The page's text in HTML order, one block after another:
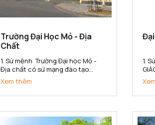
Trường Đại Học Mỏ - Địa
Chất
1. Sứ mệnh Trường Đại học Mỏ -
Địa chất có sứ mạng đào tạo
nguồn nhân lực có chất lượng
cao, nghiên cứu khoa học và
chuyển giao công nghệ đáp ứng
tế trong các lĩnh vực khoa học
Xem thêm
1.
(1)
gắn